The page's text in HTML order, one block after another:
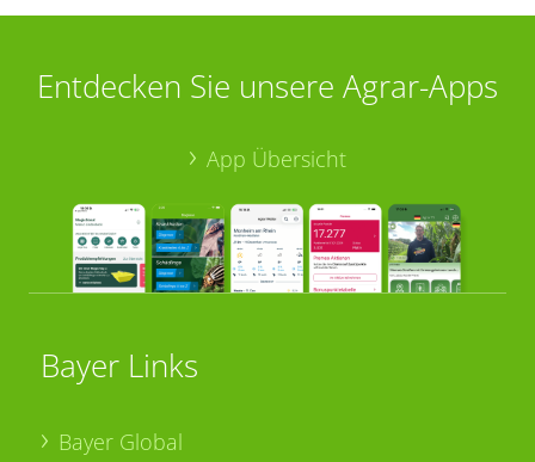
Entdecken Sie unsere Agrar-Apps
App Übersicht
Bayer Links
Bayer Global